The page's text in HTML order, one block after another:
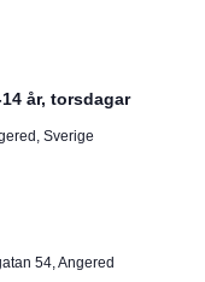
år, torsdagar
Sverige
54, Angered